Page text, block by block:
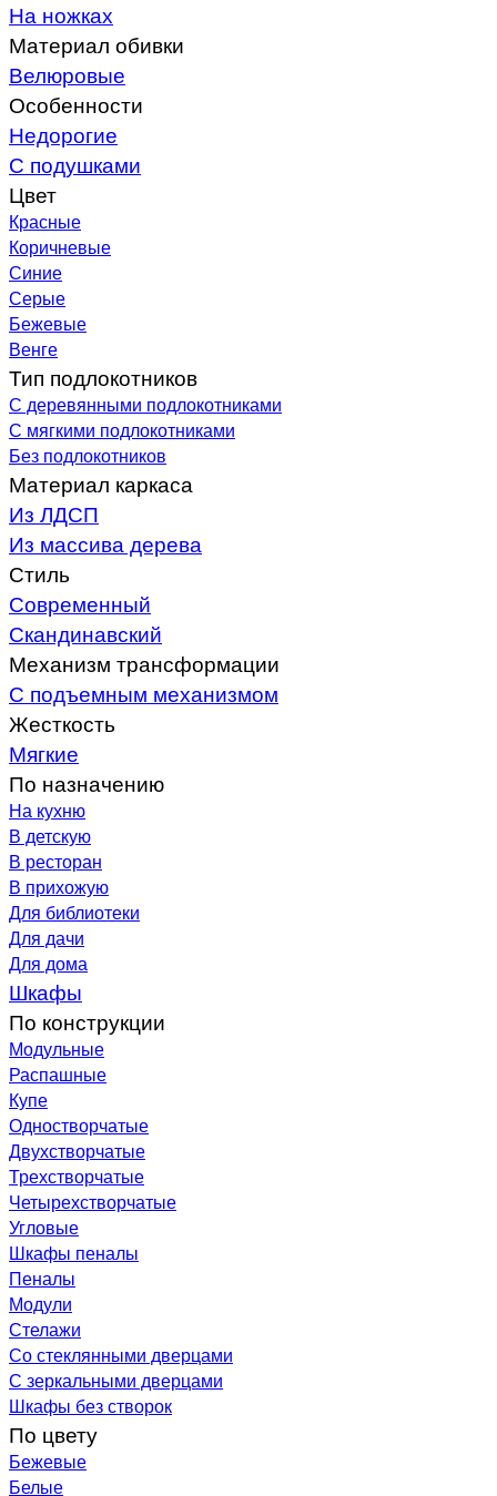
На ножках
Материал обивки
Велюровые
Особенности
Недорогие
С подушками
Цвет
Красные
Коричневые
Синие
Серые
Бежевые
Венге
Тип подлокотников
С деревянными подлокотниками
С мягкими подлокотниками
Без подлокотников
Материал каркаса
Из ЛДСП
Из массива дерева
Стиль
Современный
Скандинавский
Механизм трансформации
С подъемным механизмом
Жесткость
Мягкие
По назначению
На кухню
В детскую
В ресторан
В прихожую
Для библиотеки
Для дачи
Для дома
Шкафы
По конструкции
Модульные
Распашные
Купе
Одностворчатые
Двухстворчатые
Трехстворчатые
Четырехстворчатые
Угловые
Шкафы пеналы
Пеналы
Модули
Стелажи
Со стеклянными дверцами
С зеркальными дверцами
Шкафы без створок
По цвету
Бежевые
Белые